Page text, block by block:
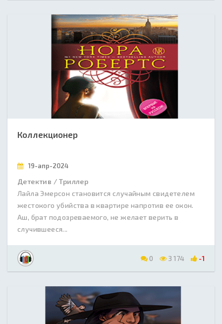
Коллекционер
19-апр-2024
Детектив / Триллер
Лайла Эмерсон становится случайным свидетелем
жестокого убийства в квартире напротив ее окон.
Аш, брат подозреваемого, не желает верить в
случившееся...
0 3 174 -1